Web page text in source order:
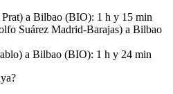
a Bilbao (BIO): 1 h y 15 min
Suárez Madrid-Barajas) a Bilbao
a Bilbao (BIO): 1 h y 24 min